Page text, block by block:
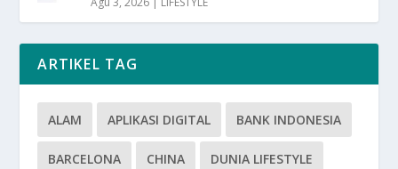
ARTIKEL TAG
ALAM APLIKASI DIGITAL BANK INDONESIA
BARCELONA CHINA DUNIA LIFESTYLE